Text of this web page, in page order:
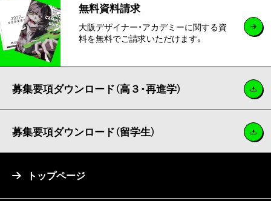
無料資料請求
大阪デザイナー・アカデミーに関する資
料を無料でご請求いただけます。
募集要項ダウンロード（高３・再進学）
募集要項ダウンロード（留学生）
トップページ